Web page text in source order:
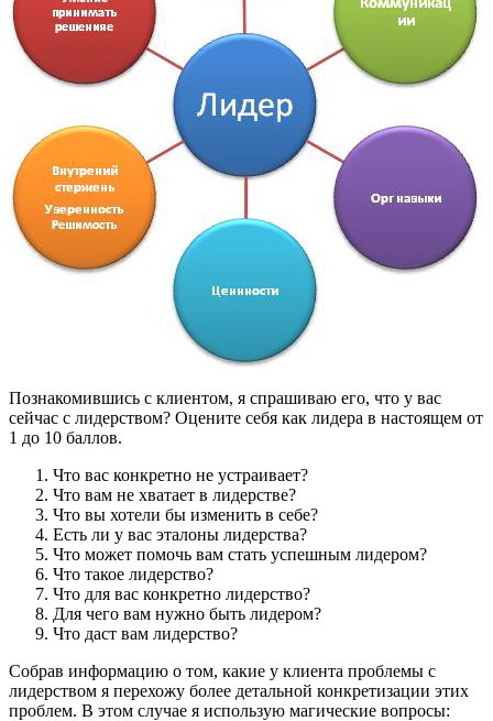
Познакомившись с клиентом, я спрашиваю его, что у вас
сейчас с лидерством? Оцените себя как лидера в настоящем от
1 до 10 баллов.
Что вас конкретно не устраивает?
Что вам не хватает в лидерстве?
Что вы хотели бы изменить в себе?
Есть ли у вас эталоны лидерства?
Что может помочь вам стать успешным лидером?
Что такое лидерство?
Что для вас конкретно лидерство?
Для чего вам нужно быть лидером?
Что даст вам лидерство?
Собрав информацию о том, какие у клиента проблемы с
лидерством я перехожу более детальной конкретизации этих
проблем. В этом случае я использую магические вопросы: